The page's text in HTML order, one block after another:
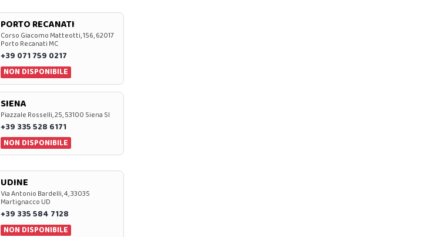
PORTO RECANATI
Corso Giacomo Matteotti, 156, 62017
Porto Recanati MC
+39 071 759 0217
NON DISPONIBILE
SIENA
Piazzale Rosselli, 25, 53100 Siena SI
+39 335 528 6171
NON DISPONIBILE
UDINE
Via Antonio Bardelli, 4, 33035
Martignacco UD
+39 335 584 7128
NON DISPONIBILE